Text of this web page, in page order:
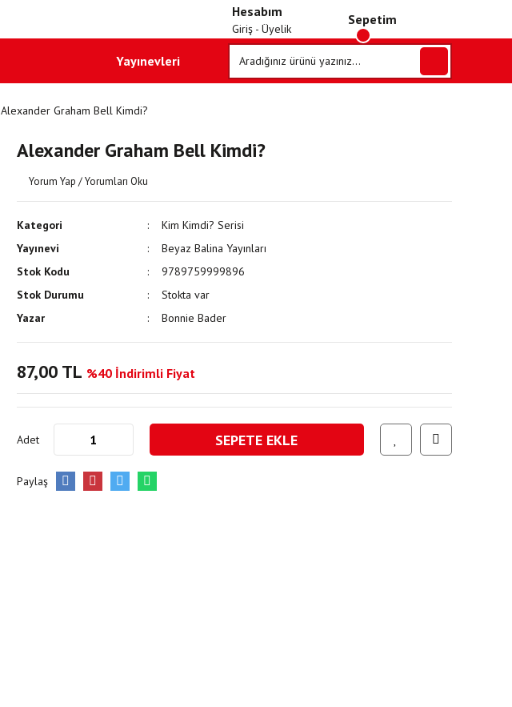
Hesabım
Giriş - Üyelik
Sepetim
Yayınevleri
Alexander Graham Bell Kimdi?
Alexander Graham Bell Kimdi?
Yorum Yap / Yorumları Oku
Kategori
Kim Kimdi? Serisi
Yayınevi
Beyaz Balina Yayınları
Stok Kodu
9789759999896
Stok Durumu
Stokta var
Yazar
Bonnie Bader
87,00 TL %40 İndirimli Fiyat
Adet SEPETE EKLE
Paylaş